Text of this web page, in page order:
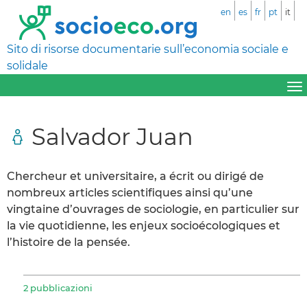
Sito di risorse documentarie sull’economia sociale e
solidale
en es fr pt it
Salvador Juan
Chercheur et universitaire, a écrit ou dirigé de
nombreux articles scientifiques ainsi qu’une
vingtaine d’ouvrages de sociologie, en particulier sur
la vie quotidienne, les enjeux socioécologiques et
l’histoire de la pensée.
2 pubblicazioni